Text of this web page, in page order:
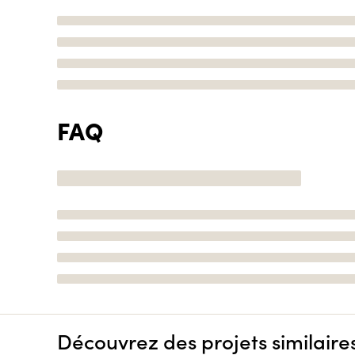
FAQ
Découvrez des projets